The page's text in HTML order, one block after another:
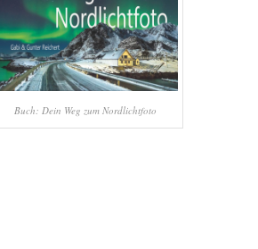
Buch: Dein Weg zum Nordlichtfoto